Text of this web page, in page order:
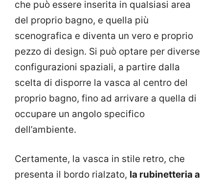
che può essere inserita in qualsiasi area
del proprio bagno, e quella più
scenografica e diventa un vero e proprio
pezzo di design. Si può optare per diverse
configurazioni spaziali, a partire dalla
scelta di disporre la vasca al centro del
proprio bagno, fino ad arrivare a quella di
occupare un angolo specifico
dell’ambiente.
Certamente, la vasca in stile retro, che
presenta il bordo rialzato, la rubinetteria a